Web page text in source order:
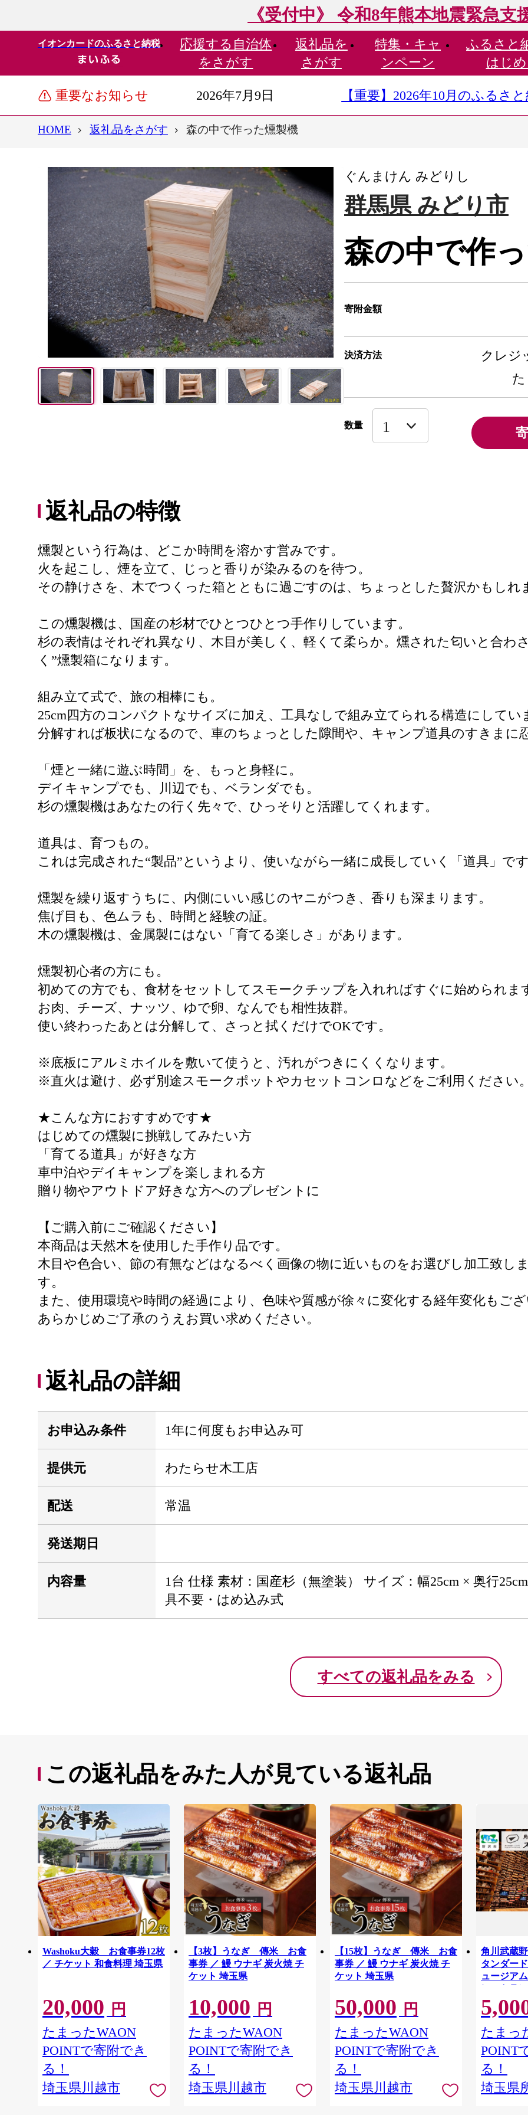
《受付中》 令和8年熊本地震緊急支
イオンカードのふるさと納税 応援する 自治体
をさがす
返礼品を
さがす
特集・ キャ
ンペーン
ふるさと
はじめ
重要なお知らせ 2026年7月9日 【重要】2026年10月のふるさ
HOME 返礼品をさがす 森の中で作った燻製機
ぐんまけん みどりし
群馬県 みどり市
森の中で作
寄附金額
決済方法
クレジ
数量
返礼品の特徴
燻製という行為は、どこか時間を溶かす営みです。
火を起こし、煙を立て、じっと香りが染みるのを待つ。
その静けさを、木でつくった箱とともに過ごすのは、ちょっとした贅沢かもしれ
この燻製機は、国産の杉材でひとつひとつ手作りしています。
杉の表情はそれぞれ異なり、木目が美しく、軽くて柔らか。燻された匂いと合わ
く”燻製箱になります。
組み立て式で、旅の相棒にも。
25cm四方のコンパクトなサイズに加え、工具なしで組み立てられる構造にしてい
分解すれば板状になるので、車のちょっとした隙間や、キャンプ道具のすきまに
「煙と一緒に遊ぶ時間」を、もっと身軽に。
デイキャンプでも、川辺でも、ベランダでも。
杉の燻製機はあなたの行く先々で、ひっそりと活躍してくれます。
道具は、育つもの。
これは完成された“製品”というより、使いながら一緒に成長していく「道具」です
燻製を繰り返すうちに、内側にいい感じのヤニがつき、香りも深まります。
焦げ目も、色ムラも、時間と経験の証。
木の燻製機は、金属製にはない「育てる楽しさ」があります。
燻製初心者の方にも。
初めての方でも、食材をセットしてスモークチップを入れればすぐに始められま
お肉、チーズ、ナッツ、ゆで卵、なんでも相性抜群。
使い終わったあとは分解して、さっと拭くだけでOKです。
※底板にアルミホイルを敷いて使うと、汚れがつきにくくなります。
※直火は避け、必ず別途スモークポットやカセットコンロなどをご利用ください。
★こんな方におすすめです★
はじめての燻製に挑戦してみたい方
「育てる道具」が好きな方
車中泊やデイキャンプを楽しまれる方
贈り物やアウトドア好きな方へのプレゼントに
【ご購入前にご確認ください】
本商品は天然木を使用した手作り品です。
木目や色合い、節の有無などはなるべく画像の物に近いものをお選びし加工致し
す。
また、使用環境や時間の経過により、色味や質感が徐々に変化する経年変化もござ
あらかじめご了承のうえお買い求めください。
返礼品の詳細
お申込み条件 1年に何度もお申込み可
提供元 わたらせ木工店
配送 常温
発送期日
内容量
1台 仕様 素材：国産杉（無塗装） サイズ：幅25cm × 奥行
具不要・はめ込み式
すべての返礼品をみる
この返礼品をみた人が見ている返礼品
Washoku大穀 お食事券12枚
／ チケット 和食料理 埼玉県
20,000 円
たまったWAON
POINTで寄附でき
る！
埼玉県川越市
【3枚】うなぎ 傳米 お食
事券 ／ 鰻 ウナギ 炭火焼 チ
ケット 埼玉県
10,000 円
たまったWAON
POINTで寄附でき
る！
埼玉県川越市
【15枚】うなぎ 傳米 お食
事券 ／ 鰻 ウナギ 炭火焼 チ
ケット 埼玉県
50,000 円
たまったWAON
POINTで寄附でき
る！
埼玉県川越市
角川武蔵
タンダー
ュージア
レストラ
物館 アー
学 角川
品 本棚 本
隈研吾 チ
市
たまっ
POINT
る！
埼玉県